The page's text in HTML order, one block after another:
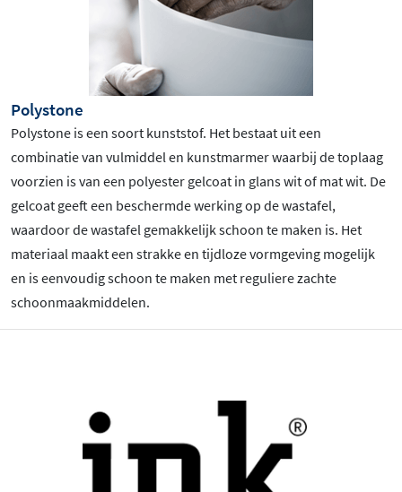
Polystone
Polystone is een soort kunststof. Het bestaat uit een
combinatie van vulmiddel en kunstmarmer waarbij de toplaag
voorzien is van een polyester gelcoat in glans wit of mat wit. De
gelcoat geeft een beschermde werking op de wastafel,
waardoor de wastafel gemakkelijk schoon te maken is. Het
materiaal maakt een strakke en tijdloze vormgeving mogelijk
en is eenvoudig schoon te maken met reguliere zachte
schoonmaakmiddelen.